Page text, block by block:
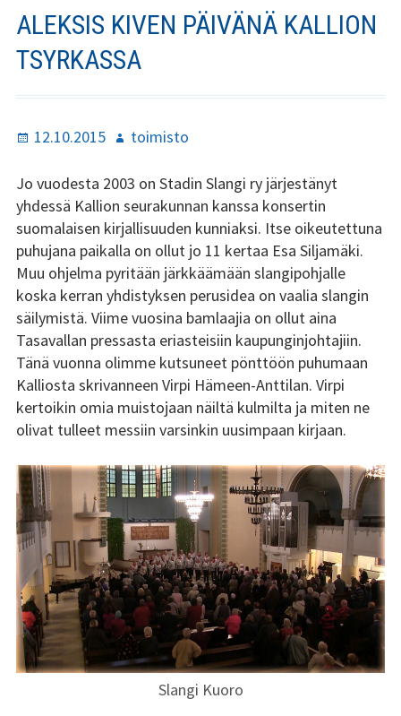
Stadin Slangi ry:n säännöt
Hallitus
Jäsenyys
Historia
Toiminta
Tsilari
Mediakortti
Tsilari 2021
Tsilari 2020
Tsilari 2019
Tsilari 2018
Tsilari 2017
Tsilari 2016
Tsilari 2015
Tsilari 2014
Tsilari 2013
Tsilari 2012
ALEKSIS KIVEN PÄIVÄNÄ KALLION
TSYRKASSA
Julkaistu
12.10.2015 Kirjoittaja
toimisto
Jo vuodesta 2003 on Stadin Slangi ry järjestänyt
yhdessä Kallion seurakunnan kanssa konsertin
suomalaisen kirjallisuuden kunniaksi. Itse oikeutettuna
puhujana paikalla on ollut jo 11 kertaa Esa Siljamäki.
Muu ohjelma pyritään järkkäämään slangipohjalle
koska kerran yhdistyksen perusidea on vaalia slangin
säilymistä. Viime vuosina bamlaajia on ollut aina
Tasavallan pressasta eriasteisiin kaupunginjohtajiin.
Tänä vuonna olimme kutsuneet pönttöön puhumaan
Kalliosta skrivanneen Virpi Hämeen-Anttilan. Virpi
kertoikin omia muistojaan näiltä kulmilta ja miten ne
olivat tulleet messiin varsinkin uusimpaan kirjaan.
Slangi Kuoro